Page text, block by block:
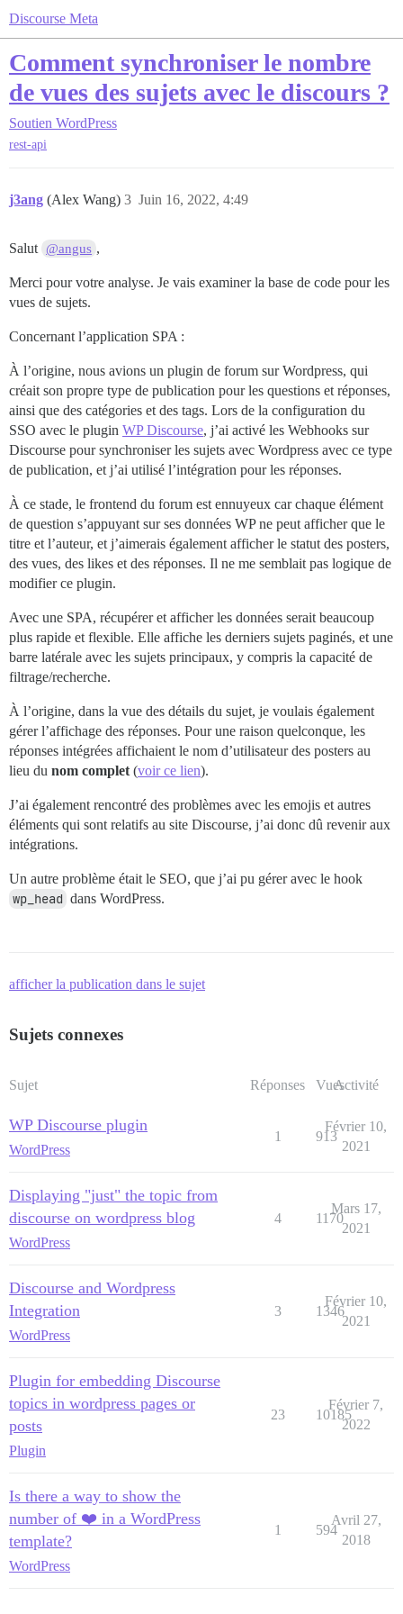
Discourse Meta
Comment synchroniser le nombre
de vues des sujets avec le discours ?
Soutien WordPress
rest-api
j3ang (Alex Wang) Juin 16, 2022, 4:49
3
Salut @angus ,
Merci pour votre analyse. Je vais examiner la base de code pour les
vues de sujets.
Concernant l’application SPA :
À l’origine, nous avions un plugin de forum sur Wordpress, qui
créait son propre type de publication pour les questions et réponses,
ainsi que des catégories et des tags. Lors de la configuration du
SSO avec le plugin WP Discourse, j’ai activé les Webhooks sur
Discourse pour synchroniser les sujets avec Wordpress avec ce type
de publication, et j’ai utilisé l’intégration pour les réponses.
À ce stade, le frontend du forum est ennuyeux car chaque élément
de question s’appuyant sur ses données WP ne peut afficher que le
titre et l’auteur, et j’aimerais également afficher le statut des posters,
des vues, des likes et des réponses. Il ne me semblait pas logique de
modifier ce plugin.
Avec une SPA, récupérer et afficher les données serait beaucoup
plus rapide et flexible. Elle affiche les derniers sujets paginés, et une
barre latérale avec les sujets principaux, y compris la capacité de
filtrage/recherche.
À l’origine, dans la vue des détails du sujet, je voulais également
gérer l’affichage des réponses. Pour une raison quelconque, les
réponses intégrées affichaient le nom d’utilisateur des posters au
lieu du nom complet (voir ce lien).
J’ai également rencontré des problèmes avec les emojis et autres
éléments qui sont relatifs au site Discourse, j’ai donc dû revenir aux
intégrations.
Un autre problème était le SEO, que j’ai pu gérer avec le hook
wp_head dans WordPress.
afficher la publication dans le sujet
Sujets connexes
Sujet Réponses VuesActivité
WP Discourse plugin
WordPress
1 913
Février 10,
2021
Displaying "just" the topic from
discourse on wordpress blog
WordPress
4 1170
Mars 17,
2021
Discourse and Wordpress
Integration
WordPress
3 1346
Février 10,
2021
Plugin for embedding Discourse
topics in wordpress pages or
posts
Plugin
23 10185
Février 7,
2022
Is there a way to show the
number of ❤️ in a WordPress
template?
WordPress
1 594
Avril 27,
2018